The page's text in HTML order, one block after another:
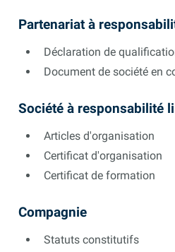
Partenariat à
Déclaration de
Document de société en
Société à responsabilité
Articles d'organisation
Certificat d'organisation
Certificat de formation
Compagnie
Statuts constitutifs